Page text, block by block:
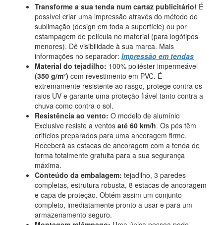
Transforme a sua tenda num cartaz publicitário! É
possível criar uma impressão através do método de
sublimação (design em toda a superfície) ou por
estampagem de película no material (para logótipos
menores). Dê visibilidade à sua marca. Mais
informações no separador: Impressão em tendas
Material do tejadilho: 100% poliéster impermeável
(350 g/m²) com revestimento em PVC. É
extremamente resistente ao rasgo, protege contra os
raios UV e garante uma proteção fiável tanto contra a
chuva como contra o sol.
Resistência ao vento: O modelo de alumínio
Exclusive resiste a ventos até 60 km/h. Os pés têm
orifícios preparados para uma ancoragem firme.
Receberá as estacas de ancoragem com a tenda de
forma totalmente gratuita para a sua segurança
máxima.
Conteúdo da embalagem: tejadilho, 3 paredes
completas, estrutura robusta, 8 estacas de ancoragem
e capa de proteção. Obtém assim um conjunto
completo, imediatamente pronto a usar e para um
armazenamento seguro.